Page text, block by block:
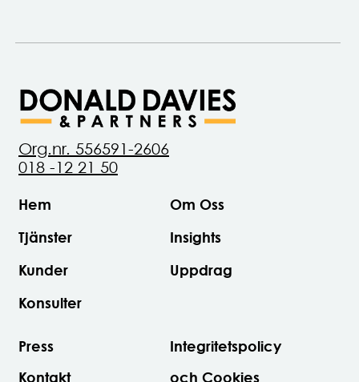
Org.nr. 556591-2606
018 -12 21 50
Hem
Tjänster
Kunder
Konsulter
Om Oss
Insights
Uppdrag
Press
Kontakt
Integritetspolicy
och Cookies